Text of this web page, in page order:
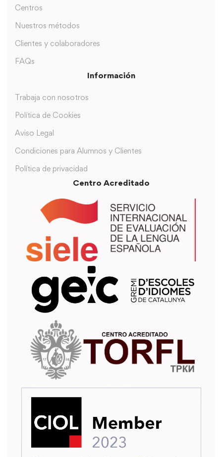
Centros
Nuestros métodos
Clientes y colaboradores
FAQs
Información
Trabaja con nosotros
Política de Cookies
Aviso Legal
Condiciones para Alumnos y Clientes
Política de privacidad
Centro Acreditado